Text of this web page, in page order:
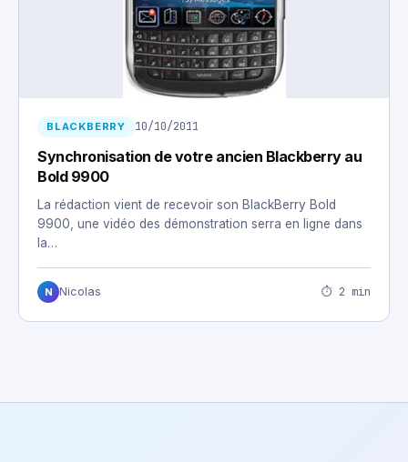
BLACKBERRY 10/10/2011
Synchronisation de votre ancien Blackberry au
Bold 9900
La rédaction vient de recevoir son BlackBerry Bold
9900, une vidéo des démonstration serra en ligne dans
la…
N Nicolas ⏱ 2 min